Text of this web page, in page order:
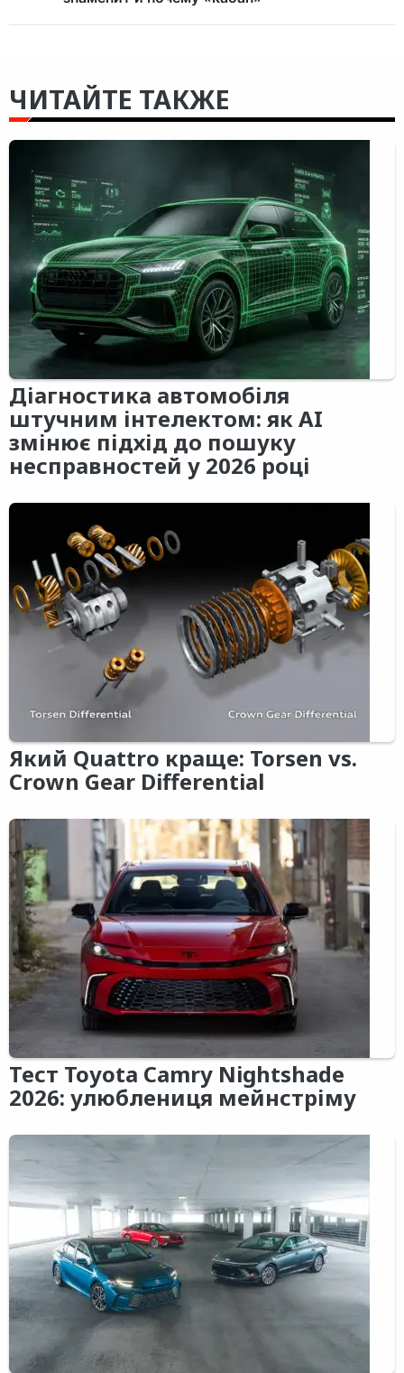
ЧИТАЙТЕ ТАКЖЕ
Діагностика автомобіля
штучним інтелектом: як AI
змінює підхід до пошуку
несправностей у 2026 році
Який Quattro краще: Torsen vs.
Crown Gear Differential
Тест Toyota Camry Nightshade
2026: улюблениця мейнстріму